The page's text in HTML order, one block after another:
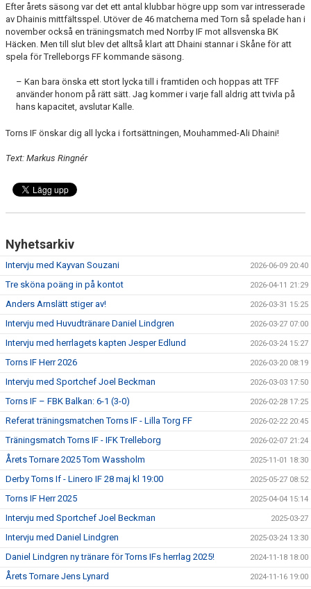
Efter årets säsong var det ett antal klubbar högre upp som var intresserade
av Dhainis mittfältsspel. Utöver de 46 matcherna med Torn så spelade han i
november också en träningsmatch med Norrby IF mot allsvenska BK
Häcken. Men till slut blev det alltså klart att Dhaini stannar i Skåne för att
spela för Trelleborgs FF kommande säsong.
– Kan bara önska ett stort lycka till i framtiden och hoppas att TFF
använder honom på rätt sätt. Jag kommer i varje fall aldrig att tvivla på
hans kapacitet, avslutar Kalle.
Torns IF önskar dig all lycka i fortsättningen, Mouhammed-Ali Dhaini!
Text: Markus Ringnér
Nyhetsarkiv
Intervju med Kayvan Souzani 2026-06-09 20:40
Tre sköna poäng in på kontot 2026-04-11 21:29
Anders Arnslätt stiger av! 2026-03-31 15:25
Intervju med Huvudtränare Daniel Lindgren 2026-03-27 07:00
Intervju med herrlagets kapten Jesper Edlund 2026-03-24 15:27
Torns IF Herr 2026 2026-03-20 08:19
Intervju med Sportchef Joel Beckman 2026-03-03 17:50
Torns IF – FBK Balkan: 6-1 (3-0) 2026-02-28 17:25
Referat träningsmatchen Torns IF - Lilla Torg FF 2026-02-22 20:45
Träningsmatch Torns IF - IFK Trelleborg 2026-02-07 21:24
Årets Tornare 2025 Tom Wassholm 2025-11-01 18:30
Derby Torns If - Linero IF 28 maj kl 19:00 2025-05-27 08:52
Torns IF Herr 2025 2025-04-04 15:14
Intervju med Sportchef Joel Beckman 2025-03-27
Intervju med Daniel Lindgren 2025-03-24 13:30
Daniel Lindgren ny tränare för Torns IFs herrlag 2025! 2024-11-18 18:00
Årets Tornare Jens Lynard 2024-11-16 19:00